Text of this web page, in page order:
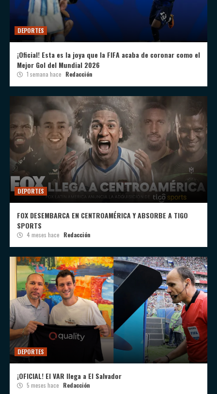
DEPORTES
¡Oficial! Esta es la joya que la FIFA acaba de coronar como el
Mejor Gol del Mundial 2026
1 semana hace Redacción
DEPORTES
FOX DESEMBARCA EN CENTROAMÉRICA Y ABSORBE A TIGO
SPORTS
4 meses hace Redacción
DEPORTES
¡OFICIAL! El VAR llega a El Salvador
5 meses hace Redacción